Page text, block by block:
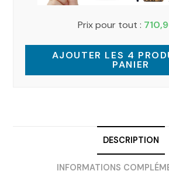
Prix pour tout :
AJOUTER LES 4
PANIER
DESCRIPTION
INFORMATIONS